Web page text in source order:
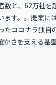
数と、62万社を
ます。。提案に
たココナラ独自
かさを支える基